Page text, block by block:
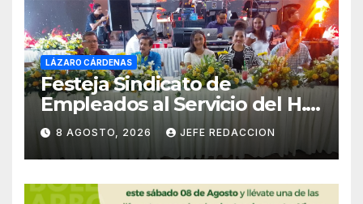
LÁZARO CÁRDENAS
Festeja Sindicato de
Empleados al Servicio del H.
Ayuntamiento de LZC Día del
Empleado Municipal
8 AGOSTO, 2026 JEFE REDACCION